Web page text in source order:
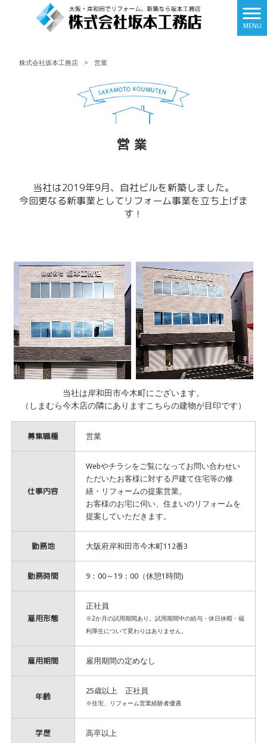
MENU
株式会社坂本工務店 > 営業
営業
当社は2019年9月、自社ビルを新築しました。
今回更なる新事業としてリフォーム事業を立ち上げま
す！
当社は岸和田市今木町にございます。
（しまむら今木店の隣にありますこちらの建物が目印です）
募集職種 営業
仕事内容
Webやチラシをご覧になってお問い合わせい
ただいたお客様に対する戸建て住宅等の修
繕・リフォームの提案営業。
お客様のお宅に伺い、住まいのリフォームを
提案していただきます。
勤務地 大阪府岸和田市今木町112番3
勤務時間 9：00～19：00（休憩1時間)
雇用形態
正社員
※2か月の試用期間あり。試用期間中の給与・休日休暇・福
利厚生について変わりはありません。
雇用期間 雇用期間の定めなし
年齢
25歳以上 正社員
※住宅、リフォーム営業経験者優遇
学歴 高卒以上